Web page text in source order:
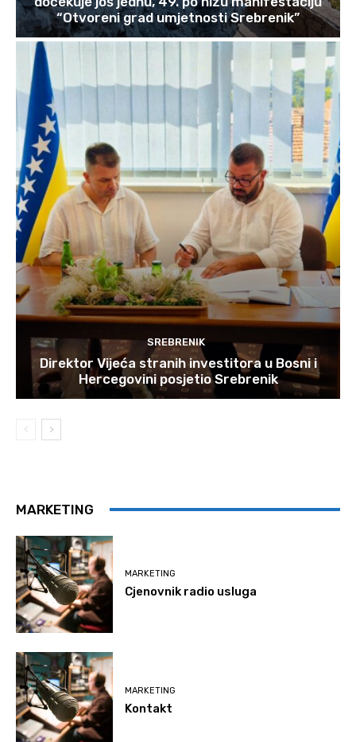
“Otvoreni grad umjetnosti Srebrenik”
SREBRENIK
Direktor Vijeća stranih investitora u Bosni i
Hercegovini posjetio Srebrenik
MARKETING
MARKETING
Cjenovnik radio usluga
MARKETING
Kontakt